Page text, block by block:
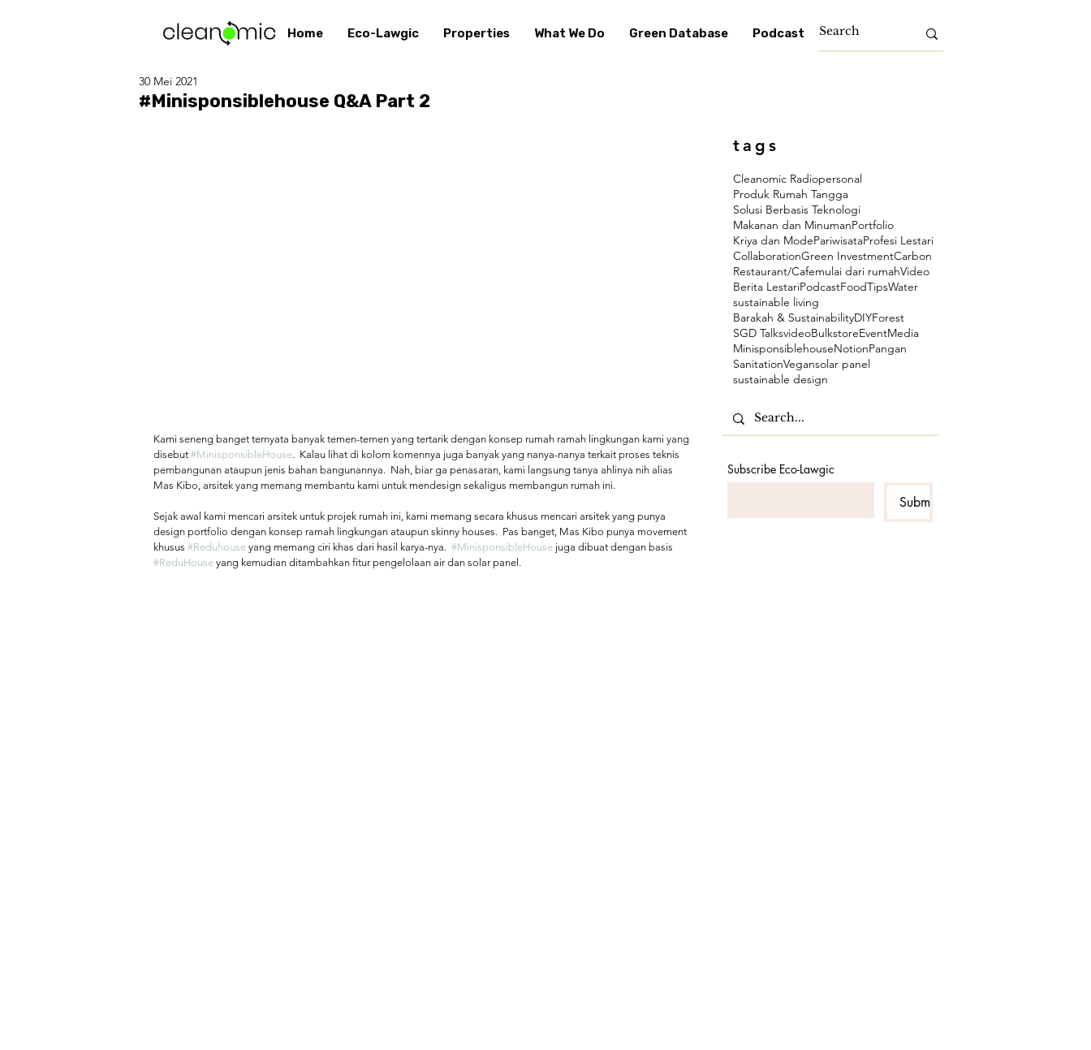
Home Eco-Lawgic Properties What We Do Green Database Podcast
#Minisponsiblehouse Q&A Part 2
30 Mei 2021
Kami seneng banget ternyata banyak temen-temen yang tertarik dengan konsep rumah ramah lingkungan kami yang
disebut #MinisponsibleHouse.  Kalau lihat di kolom komennya juga banyak yang nanya-nanya terkait proses teknis
pembangunan ataupun jenis bahan bangunannya.  Nah, biar ga penasaran, kami langsung tanya ahlinya nih alias
Mas Kibo, arsitek yang memang membantu kami untuk mendesign sekaligus membangun rumah ini.
Sejak awal kami mencari arsitek untuk projek rumah ini, kami memang secara khusus mencari arsitek yang punya
design portfolio dengan konsep ramah lingkungan ataupun skinny houses.  Pas banget, Mas Kibo punya movement
khusus #Reduhouse yang memang ciri khas dari hasil karya-nya. #MinisponsibleHouse juga dibuat dengan basis
#ReduHouse yang kemudian ditambahkan fitur pengelolaan air dan solar panel.
tags
Cleanomic Radiopersonal
Produk Rumah Tangga
Solusi Berbasis Teknologi
Makanan dan MinumanPortfolio
Kriya dan ModePariwisataProfesi Lestari
CollaborationGreen InvestmentCarbon
Restaurant/Cafemulai dari rumahVideo
Berita LestariPodcastFoodTipsWater
sustainable living
Barakah & SustainabilityDIYForest
SGD TalksvideoBulkstoreEventMedia
MinisponsiblehouseNotionPangan
SanitationVegansolar panel
sustainable design
Subscribe Eco-Lawgic
Submit